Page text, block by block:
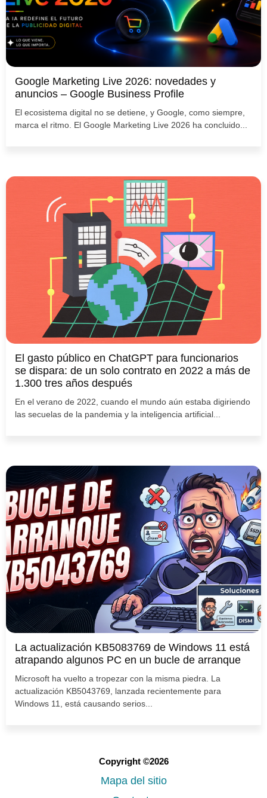
Google Marketing Live 2026: novedades y
anuncios – Google Business Profile
El ecosistema digital no se detiene, y Google, como siempre,
marca el ritmo. El Google Marketing Live 2026 ha concluido...
El gasto público en ChatGPT para funcionarios
se dispara: de un solo contrato en 2022 a más de
1.300 tres años después
En el verano de 2022, cuando el mundo aún estaba digiriendo
las secuelas de la pandemia y la inteligencia artificial...
La actualización KB5083769 de Windows 11 está
atrapando algunos PC en un bucle de arranque
Microsoft ha vuelto a tropezar con la misma piedra. La
actualización KB5043769, lanzada recientemente para
Windows 11, está causando serios...
Copyright ©2026
Mapa del sitio